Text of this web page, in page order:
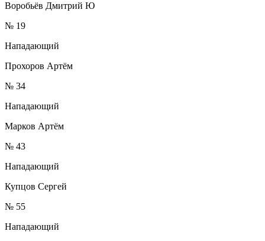
Воробьёв Дмитрий Ю
№ 19
Нападающий
Прохоров Артём
№ 34
Нападающий
Марков Артём
№ 43
Нападающий
Купцов Сергей
№ 55
Нападающий